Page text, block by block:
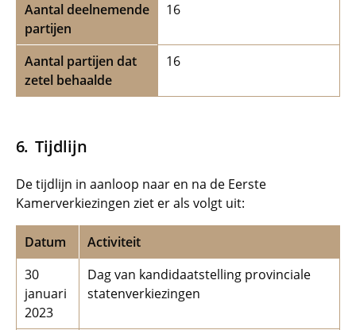
Aantal deelnemende
partijen
16
Aantal partijen dat
zetel behaalde
16
Tijdlijn
De tijdlijn in aanloop naar en na de Eerste
Kamerverkiezingen ziet er als volgt uit:
Datum
Activiteit
30
januari
2023
Dag van kandidaatstelling provinciale
statenverkiezingen